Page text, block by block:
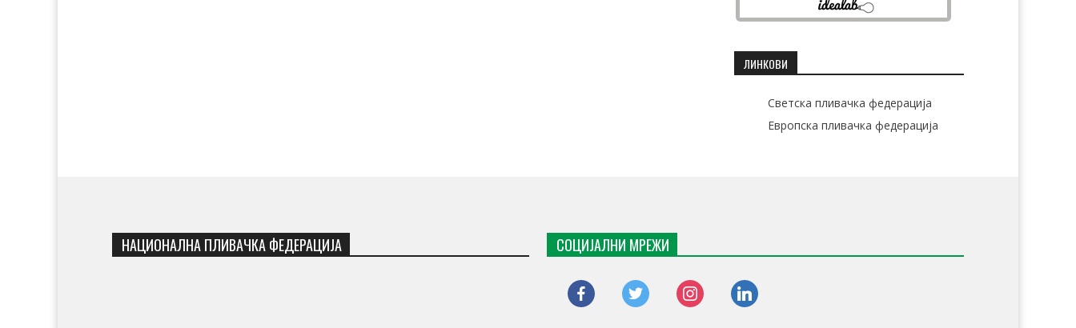
ЛИНКОВИ
Светска пливачка федерација
Европска пливачка федерација
НАЦИОНАЛНА ПЛИВАЧКА ФЕДЕРАЦИЈА СОЦИЈАЛНИ МРЕЖИ
facebook twitter instagram linkedin